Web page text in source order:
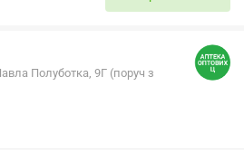
Полуботка, 9Г (поруч з